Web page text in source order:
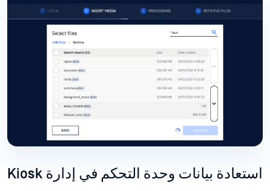
استعادة بيانات وحدة التحكم في إدارة Kiosk